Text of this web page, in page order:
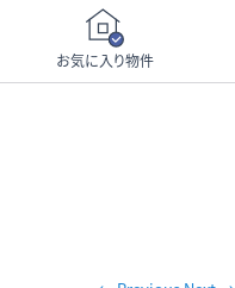
お気に入り物件